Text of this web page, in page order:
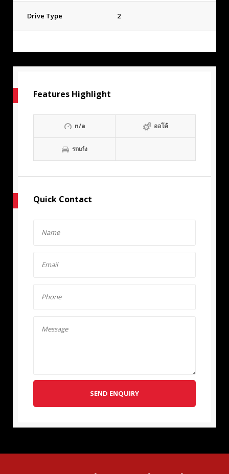
Drive Type 2
Features Highlight
n/a ออโต้
รถเก๋ง
Quick Contact
SEND ENQUIRY